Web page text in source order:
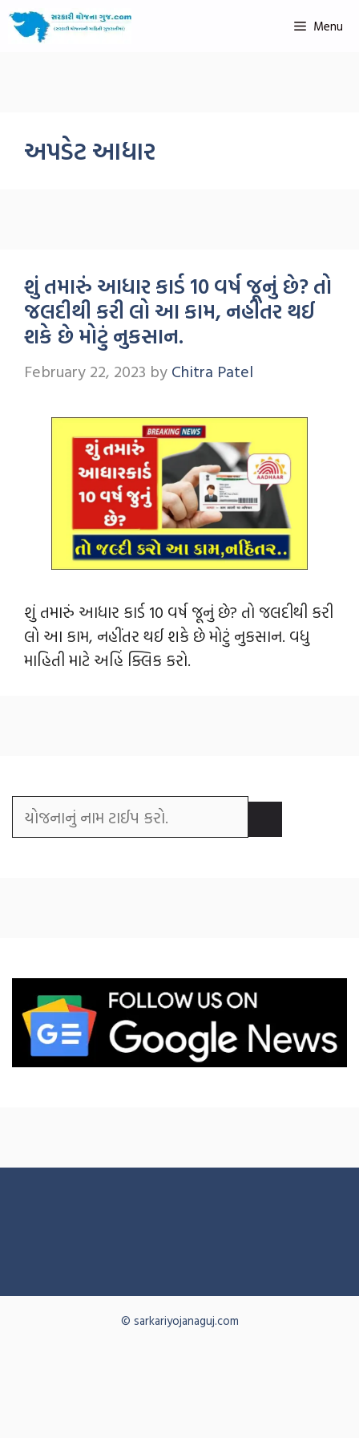
Menu
અપડેટ આધાર
શું તમારું આધાર કાર્ડ 10 વર્ષ જૂનું છે? તો
જલદીથી કરી લો આ કામ, નહીંતર થઈ
શકે છે મોટું નુકસાન.
February 22, 2023 by Chitra Patel
શું તમારું આધાર કાર્ડ 10 વર્ષ જૂનું છે? તો જલદીથી કરી
લો આ કામ, નહીંતર થઈ શકે છે મોટું નુકસાન. વધુ
માહિતી માટે અહિં ક્લિક કરો.
© sarkariyojanaguj.com